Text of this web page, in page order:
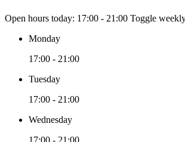
Open hours today: 17:00 - 21:00 Toggle
Monday
17:00 - 21:00
Tuesday
17:00 - 21:00
Wednesday